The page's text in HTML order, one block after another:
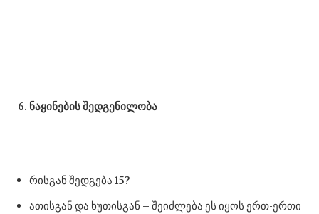
ნაყინების შედგენილობა
რისგან შედგება 15?
ათისგან და ხუთისგან – შეიძლება ეს იყოს ერთ-ერთი